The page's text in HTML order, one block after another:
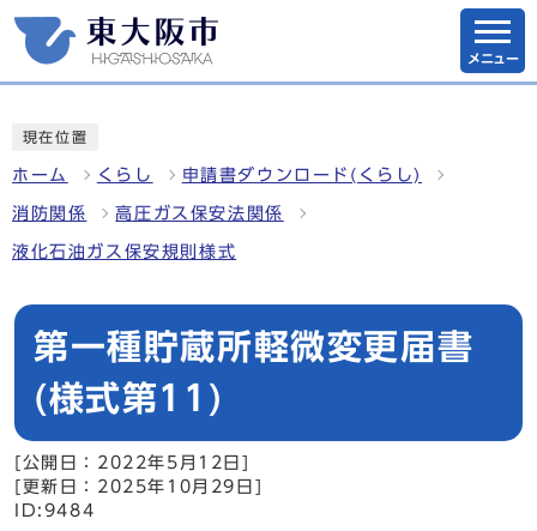
メニュー
現在位置
ホーム くらし 申請書ダウンロード(くらし)
消防関係 高圧ガス保安法関係
液化石油ガス保安規則様式
第一種貯蔵所軽微変更届書
(様式第11)
[公開日：2022年5月12日]
[更新日：2025年10月29日]
ID:9484